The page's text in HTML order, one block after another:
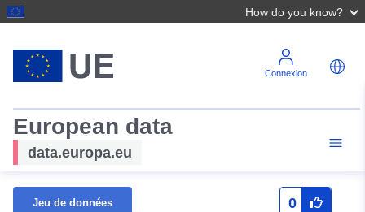
How do you know?
Connexion
European data
data.europa.eu
Jeu de données 0